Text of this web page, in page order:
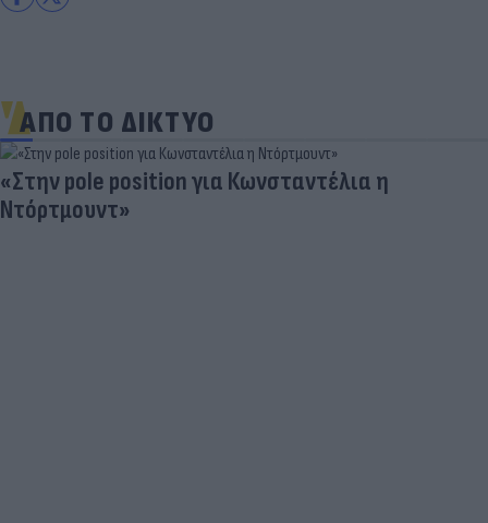
ΑΠΟ ΤΟ ΔΙΚΤΥΟ
«Στην pole position για Κωνσταντέλια η
Ντόρτμουντ»